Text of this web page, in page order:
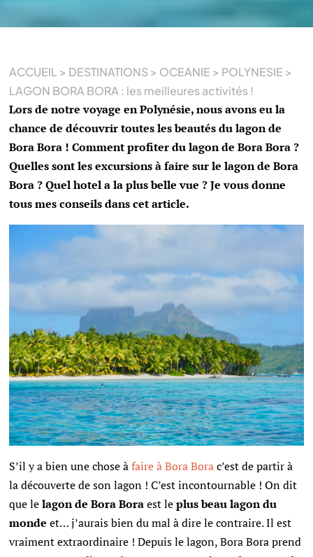
ACCUEIL > DESTINATIONS> OCEANIE > POLYNESIE >
LAGON BORA BORA : les meilleures activités !
Lors de notre voyage en Polynésie, nous avons eu la
chance de découvrir toutes les beautés du lagon de
Bora Bora ! Comment profiter du lagon de Bora Bora ?
Quelles sont les excursions à faire sur le lagon de Bora
Bora ? Quel hotel a la plus belle vue ? Je vous donne
tous mes conseils dans cet article.
S’il y a bien une chose àfaire à Bora Borac’est de partir à
la découverte de son lagon ! C’est incontournable ! On dit
que lelagon de Bora Boraest leplus beau lagon du
monde et… j’aurais bien du mal à dire le contraire. Il est
vraiment extraordinaire ! Depuis le lagon, Bora Bora prend